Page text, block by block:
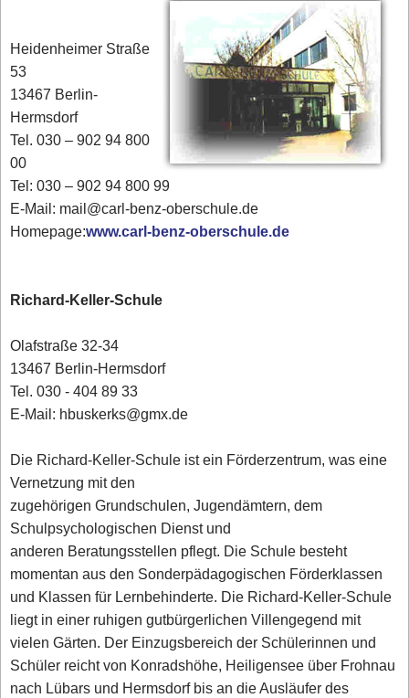
Heidenheimer Straße
53
13467 Berlin-
Hermsdorf
Tel. 030 – 902 94 800
00
Tel: 030 – 902 94 800 99
E-Mail: mail@carl-benz-oberschule.de
Homepage:www.carl-benz-oberschule.de
Richard-Keller-Schule
Olafstraße 32-34
13467 Berlin-Hermsdorf
Tel. 030 - 404 89 33
E-Mail: hbuskerks@gmx.de
Die Richard-Keller-Schule ist ein Förderzentrum, was eine
Vernetzung mit den
zugehörigen Grundschulen, Jugendämtern, dem
Schulpsychologischen Dienst und
anderen Beratungsstellen pflegt. Die Schule besteht
momentan aus den Sonderpädagogischen Förderklassen
und Klassen für Lernbehinderte. Die Richard-Keller-Schule
liegt in einer ruhigen gutbürgerlichen Villengegend mit
vielen Gärten. Der Einzugsbereich der Schülerinnen und
Schüler reicht von Konradshöhe, Heiligensee über Frohnau
nach Lübars und Hermsdorf bis an die Ausläufer des